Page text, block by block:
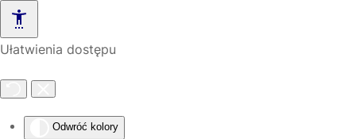
Ułatwienia dostępu
Odwróć kolory
Skip to main content